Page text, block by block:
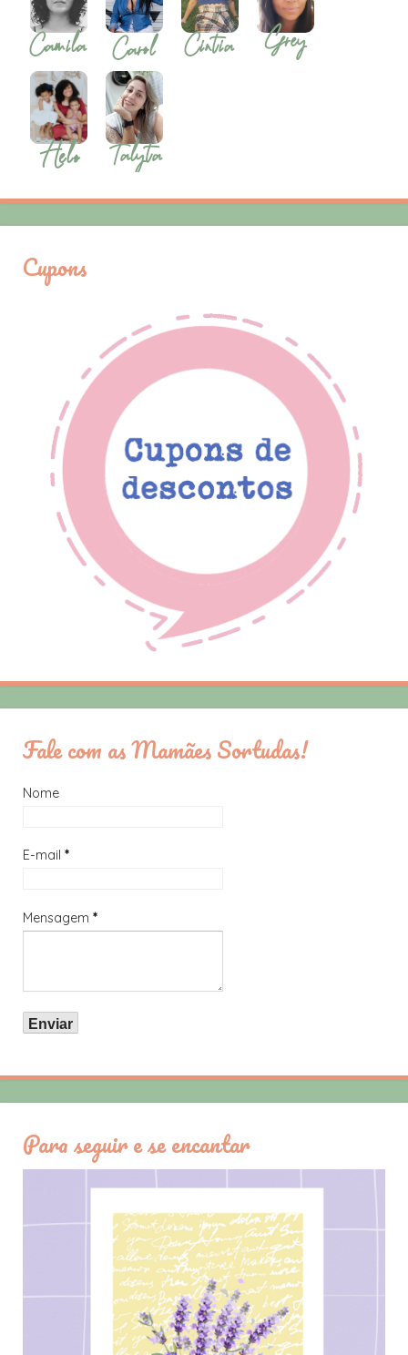
Cupons
Fale com as Mamães Sortudas!
Nome
E-mail *
Mensagem *
Para seguir e se encantar